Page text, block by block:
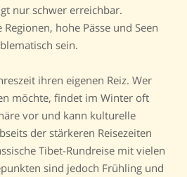
nur schwer erreichbar.
hohe Pässe und Seen
sein.
ihren eigenen Reiz. Wer
möchte, findet im Winter oft
vor und kann kulturelle
der stärkeren Reisezeiten
Tibet-Rundreise mit vielen
sind jedoch Frühling und